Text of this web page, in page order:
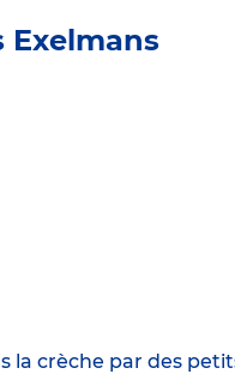
Exelmans
crèche par des